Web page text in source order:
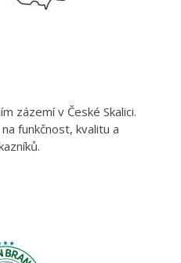
zázemí v České Skalici.
funkčnost, kvalitu a